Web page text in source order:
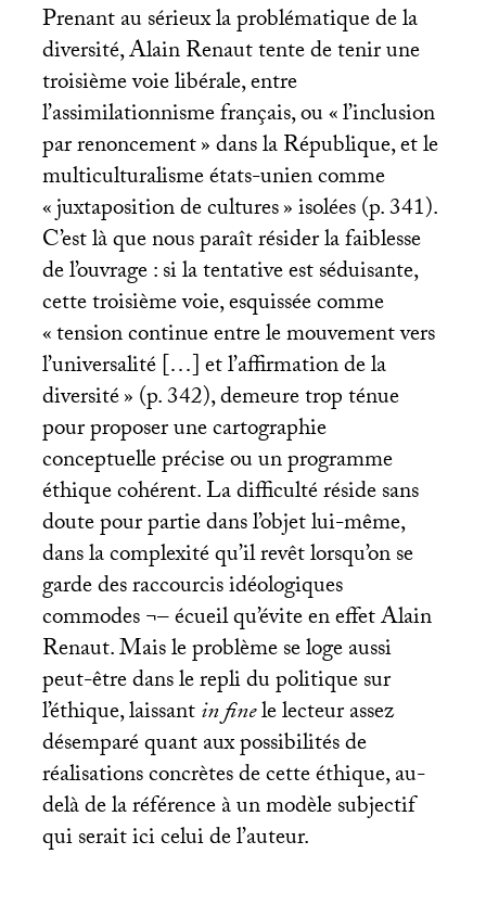
Prenant au sérieux la problématique de la
diversité, Alain Renaut tente de tenir une
troisième voie libérale, entre
l’assimilationnisme français, ou «l’inclusion
par renoncement» dans la République, et le
multiculturalisme états-unien comme
«juxtaposition de cultures» isolées (p. 341).
C’est là que nous paraît résider la faiblesse
de l’ouvrage : si la tentative est séduisante,
cette troisième voie, esquissée comme
«tension continue entre le mouvement vers
l’universalité […] et l’affirmation de la
diversité» (p. 342), demeure trop ténue
pour proposer une cartographie
conceptuelle précise ou un programme
éthique cohérent. La difficulté réside sans
doute pour partie dans l’objet lui-même,
dans la complexité qu’il revêt lorsqu’on se
garde des raccourcis idéologiques
commodes ¬– écueil qu’évite en effet Alain
Renaut. Mais le problème se loge aussi
peut-être dans le repli du politique sur
l’éthique, laissantin finele lecteur assez
désemparé quant aux possibilités de
réalisations concrètes de cette éthique, au-
delà de la référence à un modèle subjectif
qui serait ici celui de l’auteur.